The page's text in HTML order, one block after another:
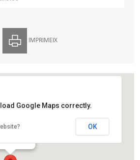
IMPRIMEIX
del Ter
del Ter, 2
Google Maps correctly.
OK